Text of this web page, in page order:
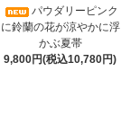
パウダリーピンク
に鈴蘭の花が涼やかに浮
かぶ夏帯
9,800円(税込10,780円)